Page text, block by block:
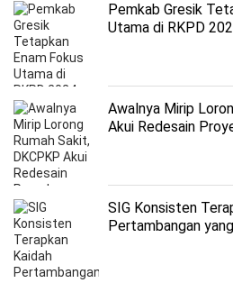
Pemkab Gresik
Utama di RKPD
Awalnya Mirip
Akui Redesain
SIG Konsisten
Pertambangan